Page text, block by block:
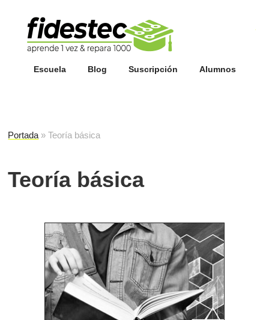
Escuela Blog Suscripción Alumnos
Portada »Teoría básica
Teoría básica